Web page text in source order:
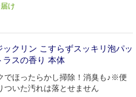
け
クリン こすらずスッキリ泡パッ
ラスの香り 本体
でほったらかし掃除！消臭も♪※便
ついた汚れは落とせません